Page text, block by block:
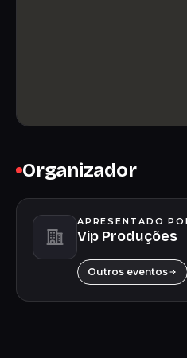
Organizador
APRESENTADO
Vip Produções
Outros eventos